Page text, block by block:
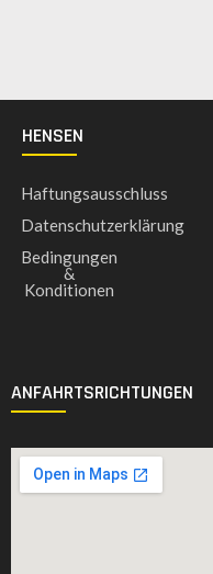
HENSEN
Haftungsausschluss
Datenschutzerklärung
Bedingungen
&
Konditionen
ANFAHRTSRICHTUNGEN